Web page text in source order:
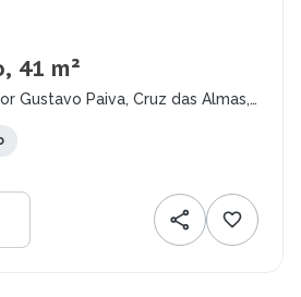
41 m²
Gustavo Paiva, Cruz das Almas,